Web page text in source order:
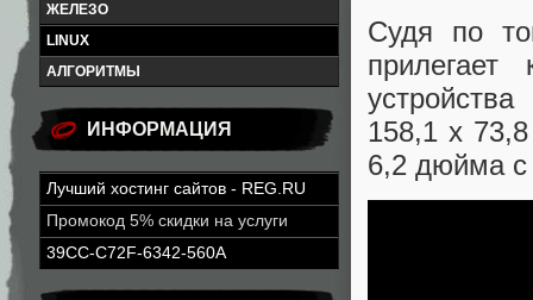
ЖЕЛЕЗО
LINUX
АЛГОРИТМЫ
ИНФОРМАЦИЯ
Лучший хостинг сайтов - REG.RU
Промокод 5% скидки на услуги
39CC-C72F-6342-560A
Судя по
158,1 x
6,2 дюйма с